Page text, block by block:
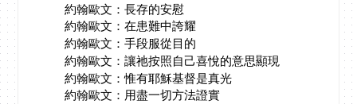
約翰歐文：長存的安慰
約翰歐文：在患難中誇耀
約翰歐文：手段服從目的
約翰歐文：讓祂按照自己喜悅的意思顯現
約翰歐文：惟有耶穌基督是真光
約翰歐文：用盡一切方法證實